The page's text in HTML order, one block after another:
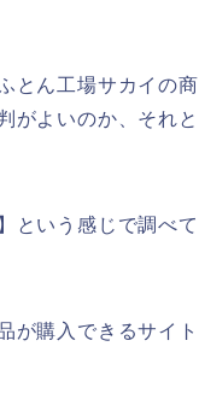
とん工場サカイの商
がよいのか、それと
という感じで調べて
が購入できるサイト